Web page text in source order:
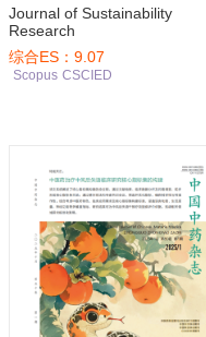
Journal of Sustainability
Research
综合ES：9.07
Scopus CSCIED